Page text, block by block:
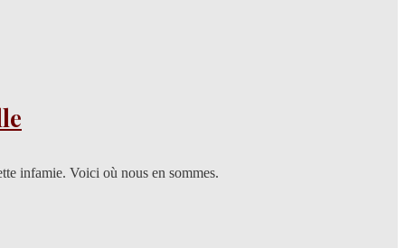
infamie. Voici où nous en sommes.